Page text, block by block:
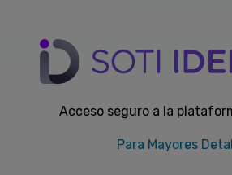
Acceso seguro a la
Para Mayores